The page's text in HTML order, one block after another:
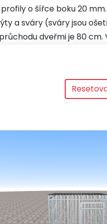
o šířce boku 20
a sváry (sváry jsou
dveřmi je 80 cm.
kotec Vám následně
plechu.V
a kotec takto
být vodorovná. Může to
nebo jiná dlažba na
na trávu po celé